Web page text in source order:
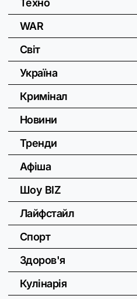
WAR
Світ
Україна
Кримінал
Новини
Тренди
Афіша
Шоу BIZ
Лайфстайл
Спорт
Здоров'я
Кулінарія